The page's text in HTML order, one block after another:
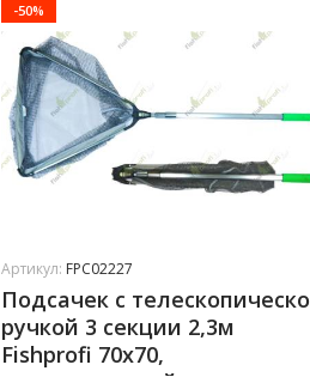
-50%
Артикул: FPC02227
Подсачек с
ручкой 3 секции 2,3м
Fishprofi 70х70,